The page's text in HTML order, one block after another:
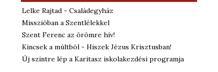
Lelke Rajtad - Családegyház
Misszióban a Szentlélekkel
Szent Ferenc az örömre hív!
Kincsek a múltból - Hiszek Jézus Krisztusban!
Új szintre lép a Karitasz iskolakezdési programja